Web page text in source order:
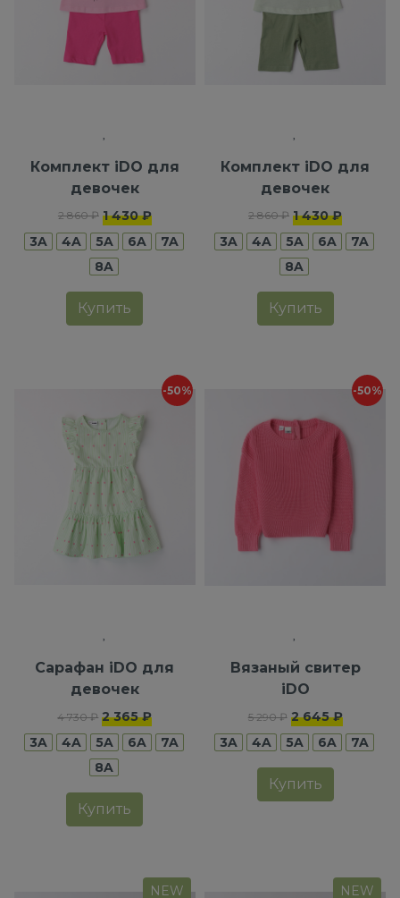
Комплект iDO для
девочек
2 860 ₽ 1 430 ₽
3A
4A 5A 6A
7A
8A
Купить
Комплект iDO для
девочек
2 860 ₽ 1 430 ₽
3A
4A 5A 6A
7A
8A
Купить
-50%
Сарафан iDO для
девочек
4 730 ₽ 2 365 ₽
3A
4A 5A 6A
7A
8A
Купить
-50%
Вязаный свитер
iDO
5 290 ₽ 2 645 ₽
3A
4A 5A 6A 7A
Купить
NEW NEW